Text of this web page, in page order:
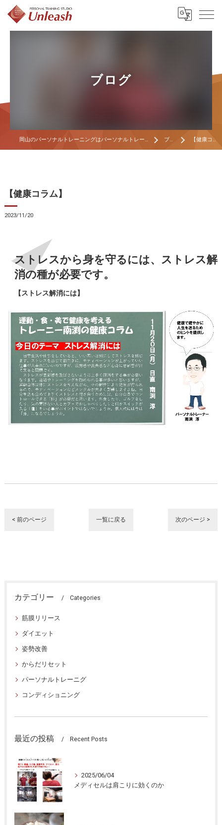
ブログ
岡山のパーソナルトレーニングはパーソナルトレーニングスタジオ Unleash ブログ 【健康コラム】
【健康コラム】
2023/11/20
【ストレス解消には】
ストレスから身を守るには、ストレス解
消の種が必要です。
< 前のページ 一覧に戻る 次のページ >
カテゴリー Categories
筋膜リリース
ダイエット
姿勢改善
からだリセット
パーソナルトレーニグ
コンディショニング
最近の投稿 Recent Posts
2025/06/04
メディセルは肩こりに効くのか